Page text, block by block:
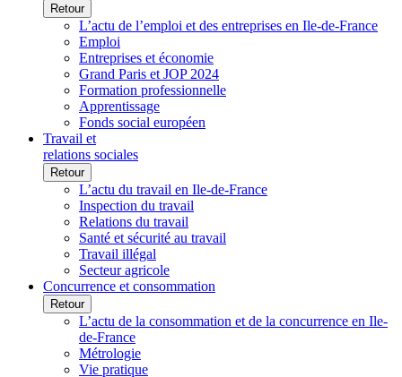
Retour
L’actu de l’emploi et des entreprises en Ile-de-France
Emploi
Entreprises et économie
Grand Paris et JOP 2024
Formation professionnelle
Apprentissage
Fonds social européen
Travail et
relations sociales
Retour
L’actu du travail en Ile-de-France
Inspection du travail
Relations du travail
Santé et sécurité au travail
Travail illégal
Secteur agricole
Concurrence et consommation
Retour
L’actu de la consommation et de la concurrence en Ile-
de-France
Métrologie
Vie pratique